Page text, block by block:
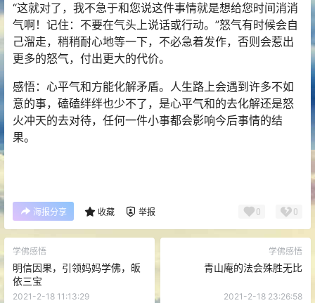
“这就对了，我不急于和您说这件事情就是想给您时间消消
气啊！记住：不要在气头上说话或行动。”怒气有时候会自
己溜走，稍稍耐心地等一下，不必急着发作，否则会惹出
更多的怒气，付出更大的代价。
感悟：心平气和方能化解矛盾。人生路上会遇到许多不如
意的事，磕磕绊绊也少不了，是心平气和的去化解还是怒
火冲天的去对待，任何一件小事都会影响今后事情的结
果。
海报分享 收藏 举报 0 0
学佛感悟
明信因果，引领妈妈学佛，皈
依三宝
2021-2-18 11:13:29
学佛感悟
青山庵的法会殊胜无比
2021-2-18 23:26:58